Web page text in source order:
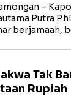
–
Putra
berjamaah,
Tak
Rupiah